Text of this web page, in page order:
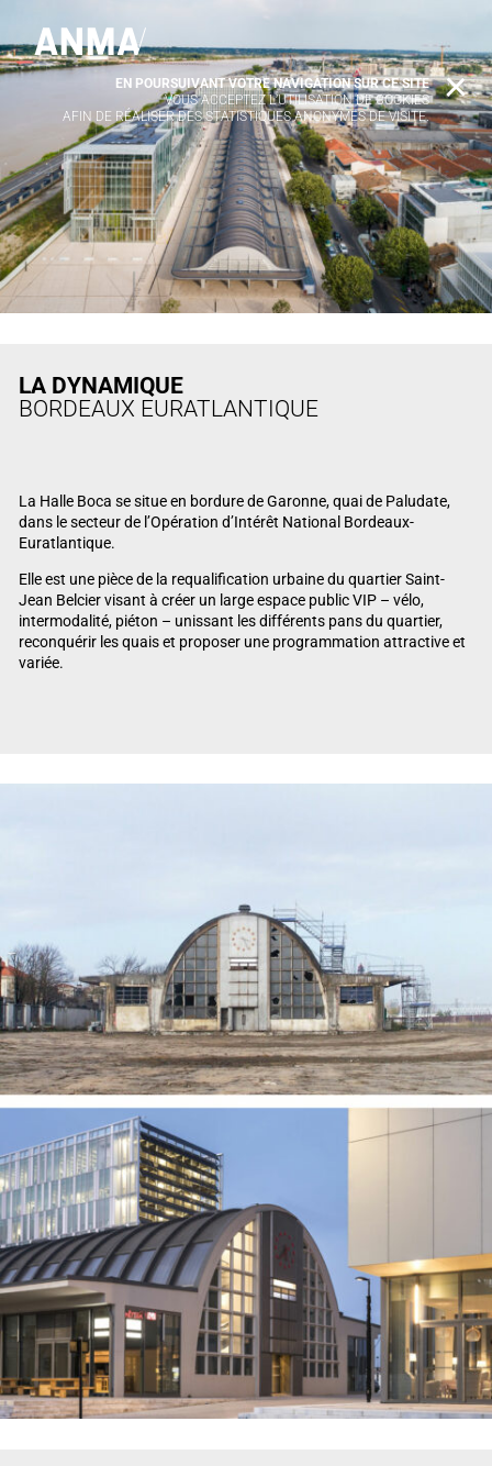
LA DYNAMIQUE
BORDEAUX EURATLANTIQUE
La Halle Boca se situe en bordure de Garonne, quai de Paludate,
dans le secteur de l’Opération d’Intérêt National Bordeaux-
Euratlantique.
Elle est une pièce de la requalification urbaine du quartier Saint-
Jean Belcier visant à créer un large espace public VIP – vélo,
intermodalité, piéton – unissant les différents pans du quartier,
reconquérir les quais et proposer une programmation attractive et
variée.
EN POURSUIVANT VOTRE NAVIGATION SUR CE SITE
VOUS ACCEPTEZ L’UTILISATION DE COOKIES
AFIN DE RÉALISER DES STATISTIQUES ANONYMES DE VISITE.
X